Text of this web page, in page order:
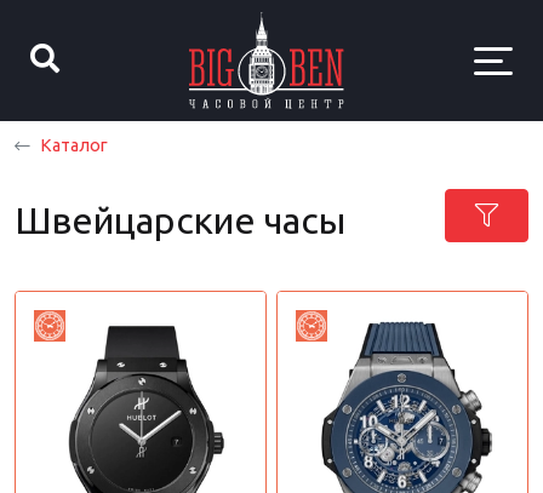
Каталог
Швейцарские часы